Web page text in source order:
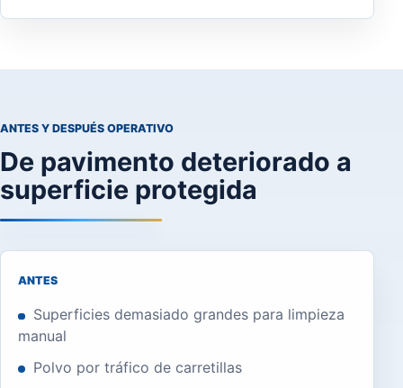
ANTES Y DESPUÉS OPERATIVO
De pavimento deteriorado a
superficie protegida
ANTES
Superficies demasiado grandes para limpieza
manual
Polvo por tráfico de carretillas